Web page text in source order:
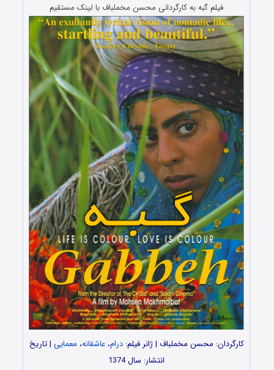
فیلم گبه به کارگردانی محسن مخملباف با لینک مستقیم
کارگردان: محسن مخملباف | ژانر فیلم:درام،عاشقانه، معمایی | تاریخ
انتشار: سال 1374